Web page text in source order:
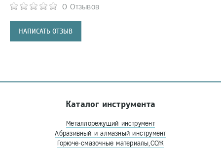
0 Отзывов
НАПИСАТЬ ОТЗЫВ
Каталог инструмента
Металлорежущий инструмент
Абразивный и алмазный инструмент
Горюче-смазочные материалы,СОЖ